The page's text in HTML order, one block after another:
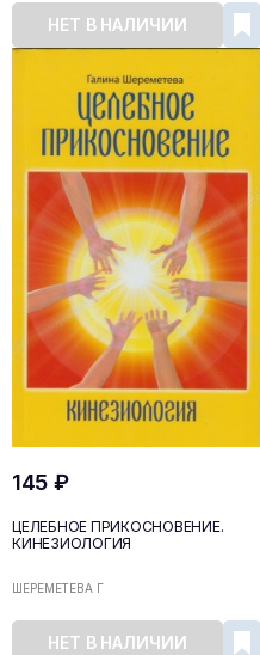
НЕТ В НАЛИЧИИ
145 ₽
ЦЕЛЕБНОЕ ПРИКОСНОВЕНИЕ.
КИНЕЗИОЛОГИЯ
ШЕРЕМЕТЕВА Г
НЕТ В НАЛИЧИИ